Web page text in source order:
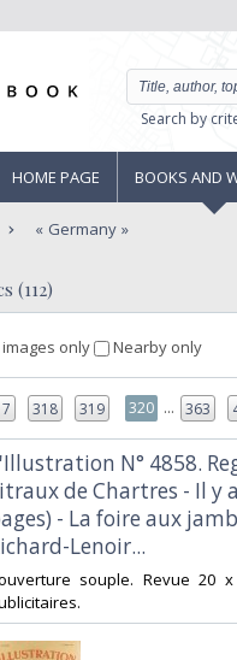
Search by
HOME PAGE BOOKS AND
Germany
(112)
only Nearby only
318 319 320 ... 363
N° 4858.
de Chartres - Il y
- La foire aux
Lenoir...‎
souple. Revue 20